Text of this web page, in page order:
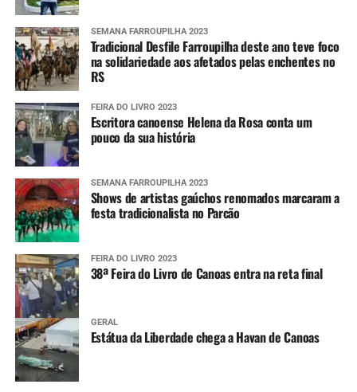
SEMANA FARROUPILHA 2023
Tradicional Desfile Farroupilha deste ano teve foco
na solidariedade aos afetados pelas enchentes no
RS
FEIRA DO LIVRO 2023
Escritora canoense Helena da Rosa conta um
pouco da sua história
SEMANA FARROUPILHA 2023
Shows de artistas gaúchos renomados marcaram a
festa tradicionalista no Parcão
FEIRA DO LIVRO 2023
38ª Feira do Livro de Canoas entra na reta final
GERAL
Estátua da Liberdade chega a Havan de Canoas